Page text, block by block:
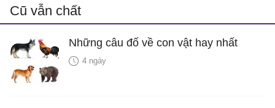
Cũ vẫn chất
Những câu đố về con vật hay nhất
4 ngày